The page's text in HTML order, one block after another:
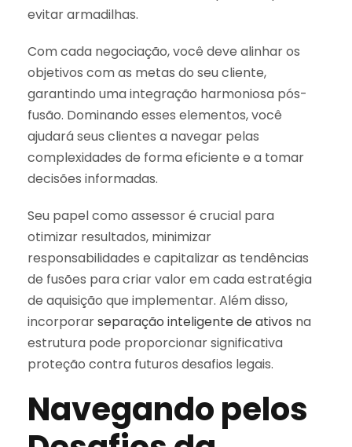
evitar armadilhas.
Com cada negociação, você deve alinhar os
objetivos com as metas do seu cliente,
garantindo uma integração harmoniosa pós-
fusão. Dominando esses elementos, você
ajudará seus clientes a navegar pelas
complexidades de forma eficiente e a tomar
decisões informadas.
Seu papel como assessor é crucial para
otimizar resultados, minimizar
responsabilidades e capitalizar as tendências
de fusões para criar valor em cada estratégia
de aquisição que implementar. Além disso,
incorporarseparação inteligente de ativos na
estrutura pode proporcionar significativa
proteção contra futuros desafios legais.
Navegando pelos